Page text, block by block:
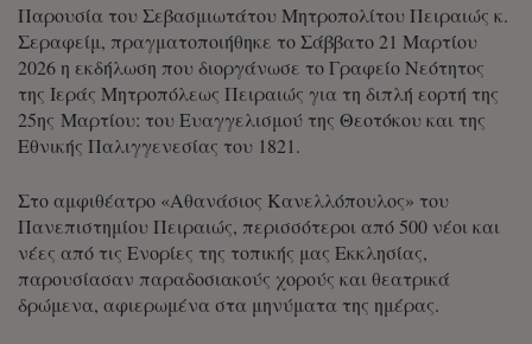
Παρουσία του Σεβασμιωτάτου Μητροπολίτου Πειραιώς κ.
Σεραφείμ, πραγματοποιήθηκε το Σάββατο 21 Μαρτίου
2026 η εκδήλωση που διοργάνωσε το Γραφείο Νεότητος
της Ιεράς Μητροπόλεως Πειραιώς για τη διπλή εορτή της
25ης Μαρτίου: του Ευαγγελισμού της Θεοτόκου και της
Εθνικής Παλιγγενεσίας του 1821.
Στο αμφιθέατρο «Αθανάσιος Κανελλόπουλος» του
Πανεπιστημίου Πειραιώς, περισσότεροι από 500 νέοι και
νέες από τις Ενορίες της τοπικής μας Εκκλησίας,
παρουσίασαν παραδοσιακούς χορούς και θεατρικά
δρώμενα, αφιερωμένα στα μηνύματα της ημέρας.